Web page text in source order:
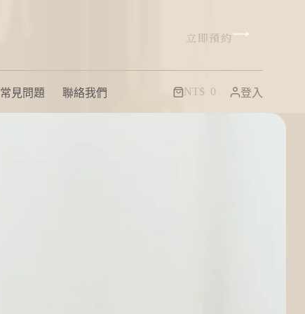
立即預約
常見問題 聯絡我們 NT$ 0 登入